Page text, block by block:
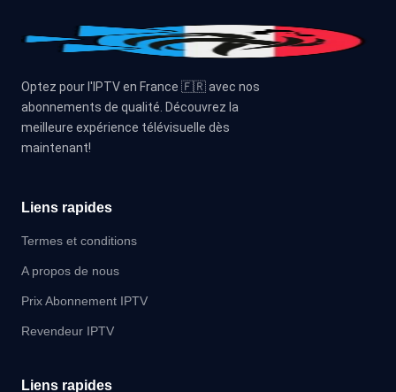
Optez pour l'IPTV en France 🇫🇷 avec nos
abonnements de qualité. Découvrez la
meilleure expérience télévisuelle dès
maintenant!
Liens rapides
Termes et conditions
A propos de nous
Prix Abonnement IPTV
Revendeur IPTV
Liens rapides